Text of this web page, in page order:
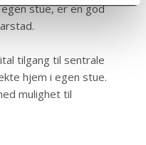
stue, er en god
tilgang til sentrale
hjem i egen stue.
mulighet til